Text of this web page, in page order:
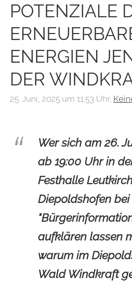
POTENZIALE
ENERGIEN
DER
25. Juni, 2025 um 11:53 Uhr,
Wer sich am 26.
ab 19:00 Uhr in
Festhalle
Diepoldshofen
aufklären lassen
warum im
Wald Windkraft